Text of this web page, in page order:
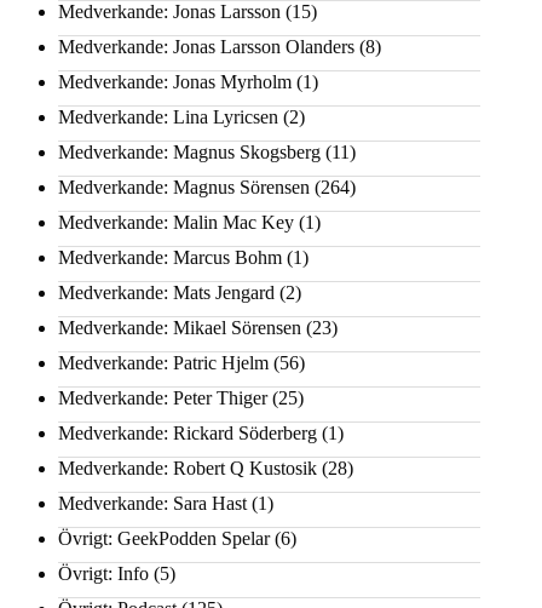
Medverkande: Jonas Larsson (15)
Medverkande: Jonas Larsson Olanders (8)
Medverkande: Jonas Myrholm (1)
Medverkande: Lina Lyricsen (2)
Medverkande: Magnus Skogsberg (11)
Medverkande: Magnus Sörensen (264)
Medverkande: Malin Mac Key (1)
Medverkande: Marcus Bohm (1)
Medverkande: Mats Jengard (2)
Medverkande: Mikael Sörensen (23)
Medverkande: Patric Hjelm (56)
Medverkande: Peter Thiger(25)
Medverkande: Rickard Söderberg (1)
Medverkande: Robert Q Kustosik (28)
Medverkande: Sara Hast (1)
Övrigt: GeekPodden Spelar(6)
Övrigt: Info (5)